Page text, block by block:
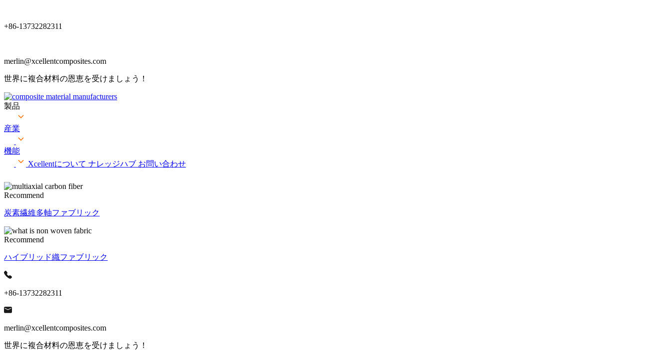
+86-13732282311
merlin@xcellentcomposites.com
世界に複合材料の恩恵を受けましょう！
製品
産業
機能
Xcellentについて ナレッジハブ お問い合わせ
Recommend
炭素繊維多軸ファブリック
Recommend
ハイブリッド織ファブリック
+86-13732282311
merlin@xcellentcomposites.com
世界に複合材料の恩恵を受けましょう！